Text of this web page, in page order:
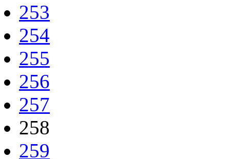
253
254
255
256
257
258
259